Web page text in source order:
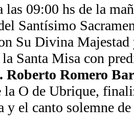
las 09:00 hs de la
Santísimo
Su Divina Majestad
Santa Misa con
Roberto Romero
la O de Ubrique,
y el canto solemne